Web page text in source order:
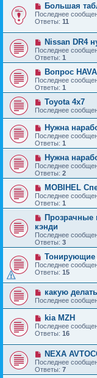
Большая
Последнее
Ответы: 11
Nissan DR4
Последнее
Ответы: 1
Вопрос
Последнее
Ответы: 1
Toyota 4x7
Последнее
Нужна
Последнее
Ответы: 1
Нужна
Последнее
Ответы: 2
MOBIHEL
Последнее
Ответы: 1
Прозрачные
кэнди
Последнее
Ответы: 3
Тонирующие
Последнее
Ответы: 15
какую
Последнее
kia MZH
Последнее
Ответы: 16
NEXA
Последнее
Ответы: 7